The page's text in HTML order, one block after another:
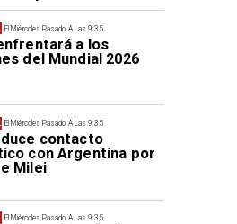
El Miércoles Pasado A Las 9:35
a los
del Mundial 2026
El Miércoles Pasado A Las 9:35
contacto
con Argentina por
Milei
El Miércoles Pasado A Las 9:35